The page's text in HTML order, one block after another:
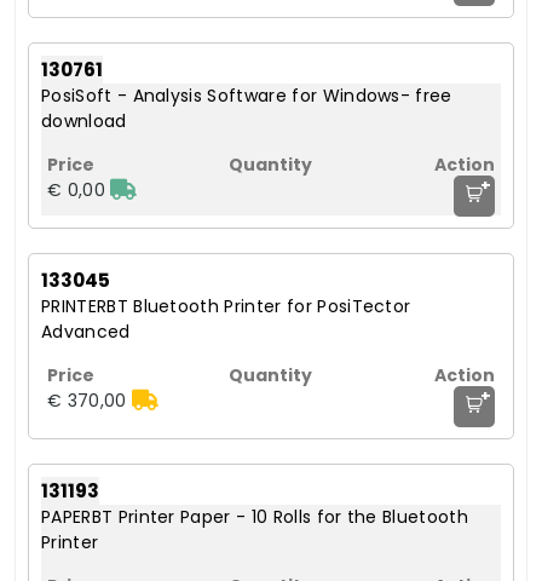
130761
PosiSoft - Analysis Software for Windows- free
download
€ 0,00 +
133045
PRINTERBT Bluetooth Printer for PosiTector
Advanced
€ 370,00 +
131193
PAPERBT Printer Paper - 10 Rolls for the Bluetooth
Printer